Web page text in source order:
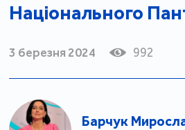
Національного
3 березня 2024 992
Барчук